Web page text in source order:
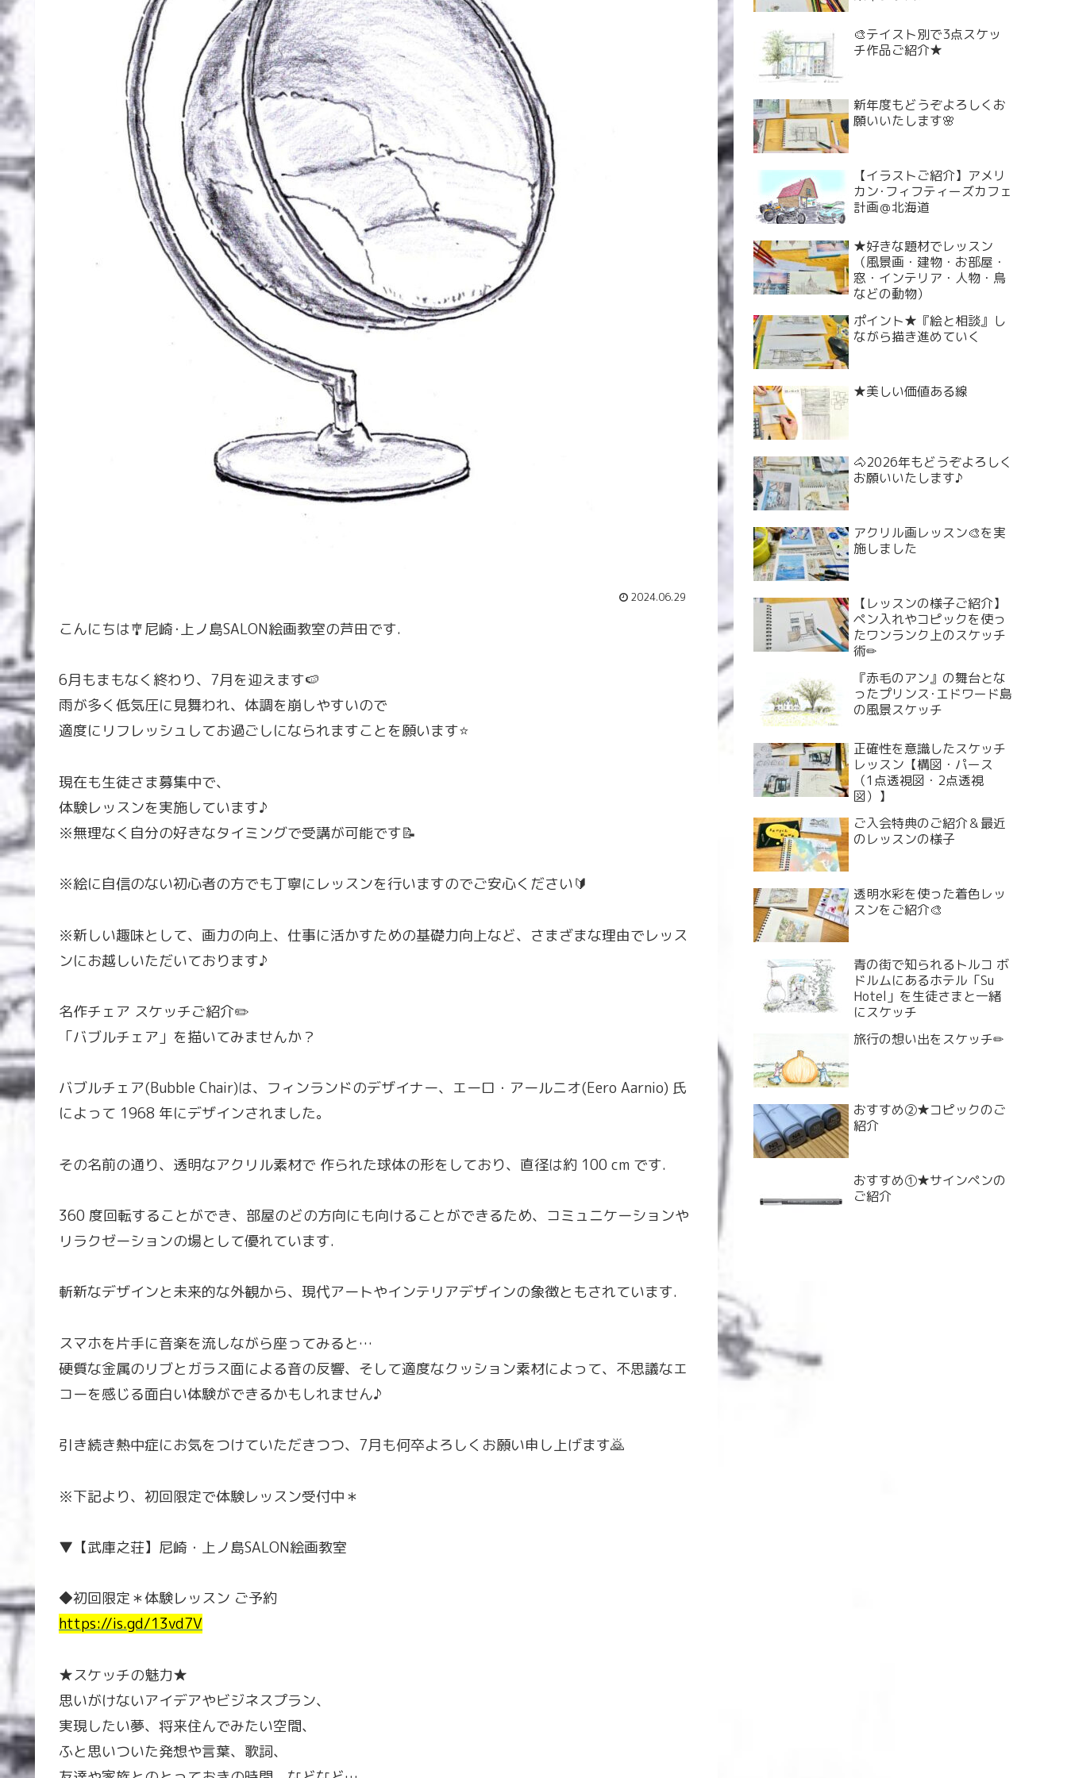
2024.06.29
こんにちは🎐尼崎･上ノ島SALON絵画教室の芦田です.
6月もまもなく終わり、7月を迎えます🍉
雨が多く低気圧に見舞われ、体調を崩しやすいので
適度にリフレッシュしてお過ごしになられますことを願います⭐️
現在も生徒さま募集中で、
体験レッスンを実施しています♪
※無理なく自分の好きなタイミングで受講が可能です📝
※絵に自信のない初心者の方でも丁寧にレッスンを行いますのでご安心ください🔰
※新しい趣味として、画力の向上、仕事に活かすための基礎力向上など、さまざまな理由でレッス
ンにお越しいただいております♪
名作チェア スケッチご紹介✏️
「バブルチェア」を描いてみませんか？
バブルチェア(Bubble Chair)は、フィンランドのデザイナー、エーロ・アールニオ(Eero Aarnio) 氏
によって 1968 年にデザインされました。
その名前の通り、透明なアクリル素材で 作られた球体の形をしており、直径は約 100 cm です.
360 度回転することができ、部屋のどの方向にも向けることができるため、コミュニケーションや
リラクゼーションの場として優れています.
斬新なデザインと未来的な外観から、現代アートやインテリアデザインの象徴ともされています.
スマホを片手に音楽を流しながら座ってみると…
硬質な金属のリブとガラス面による音の反響、そして適度なクッション素材によって、不思議なエ
コーを感じる面白い体験ができるかもしれません♪
引き続き熱中症にお気をつけていただきつつ、7月も何卒よろしくお願い申し上げます🙇
※下記より、初回限定で体験レッスン受付中＊
▼【武庫之荘】尼崎・上ノ島SALON絵画教室
◆初回限定＊体験レッスン ご予約
https://is.gd/13vd7V
★スケッチの魅力★
思いがけないアイデアやビジネスプラン、
実現したい夢、将来住んでみたい空間、
ふと思いついた発想や言葉、歌詞、
🎨テイスト別で3点スケッ
チ作品ご紹介★
新年度もどうぞよろしくお
願いいたします🌸
【イラストご紹介】アメリ
カン･フィフティーズカフェ
計画＠北海道
★好きな題材でレッスン
（風景画・建物・お部屋・
窓・インテリア・人物・鳥
などの動物）
ポイント★『絵と相談』し
ながら描き進めていく
★美しい価値ある線
🐴2026年もどうぞよろしく
お願いいたします♪
アクリル画レッスン🎨を実
施しました
【レッスンの様子ご紹介】
ペン入れやコピックを使っ
たワンランク上のスケッチ
術✏
『赤毛のアン』の舞台とな
ったプリンス･エドワード島
の風景スケッチ
正確性を意識したスケッチ
レッスン【構図・パース
（1点透視図・2点透視
図）】
ご入会特典のご紹介＆最近
のレッスンの様子
透明水彩を使った着色レッ
スンをご紹介🎨
青の街で知られるトルコ ボ
ドルムにあるホテル「Su
Hotel」を生徒さまと一緒
にスケッチ
旅行の想い出をスケッチ✏
おすすめ②★コピックのご
紹介
おすすめ①★サインペンの
ご紹介